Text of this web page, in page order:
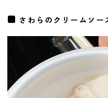
さわらのクリームソー